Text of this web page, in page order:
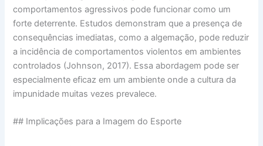
comportamentos agressivos pode funcionar como um
forte deterrente. Estudos demonstram que a presença de
consequências imediatas, como a algemação, pode reduzir
a incidência de comportamentos violentos em ambientes
controlados (Johnson, 2017). Essa abordagem pode ser
especialmente eficaz em um ambiente onde a cultura da
impunidade muitas vezes prevalece.
## Implicações para a Imagem do Esporte